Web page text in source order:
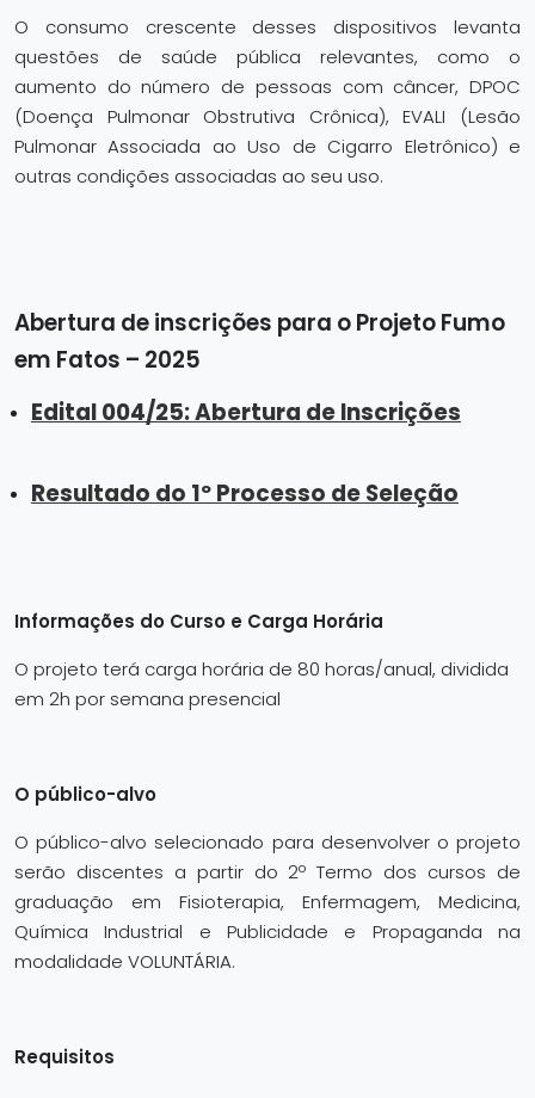
O consumo crescente desses dispositivos levanta
questões de saúde pública relevantes, como o
aumento do número de pessoas com câncer, DPOC
(Doença Pulmonar Obstrutiva Crônica), EVALI (Lesão
Pulmonar Associada ao Uso de Cigarro Eletrônico) e
outras condições associadas ao seu uso.
Abertura de inscrições para o Projeto Fumo
em Fatos – 2025
Edital 004/25: Abertura de Inscrições
Resultado do 1º Processo de Seleção
Informações do Curso e Carga Horária
O projeto terá carga horária de 80 horas/anual, dividida
em 2h por semana presencial
O público-alvo
O público-alvo selecionado para desenvolver o projeto
serão discentes a partir do 2º Termo dos cursos de
graduação em Fisioterapia, Enfermagem, Medicina,
Química Industrial e Publicidade e Propaganda na
modalidade VOLUNTÁRIA.
Requisitos